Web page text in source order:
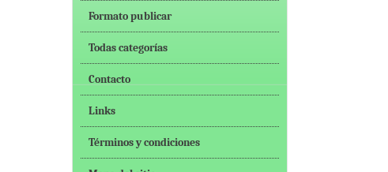
Formato publicar
Todas categorías
Contacto
Links
Términos y condiciones